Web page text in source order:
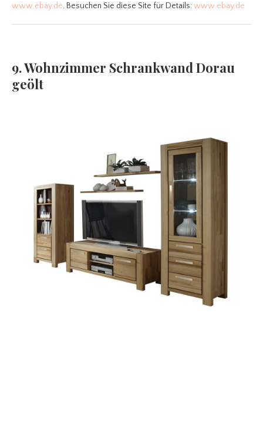
www.ebay.de. Besuchen Sie diese Site für Details:www.ebay.de
9. Wohnzimmer Schrankwand Dorau
geölt